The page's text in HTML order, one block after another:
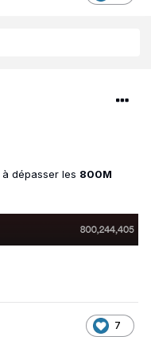
à dépasser les 800M
7